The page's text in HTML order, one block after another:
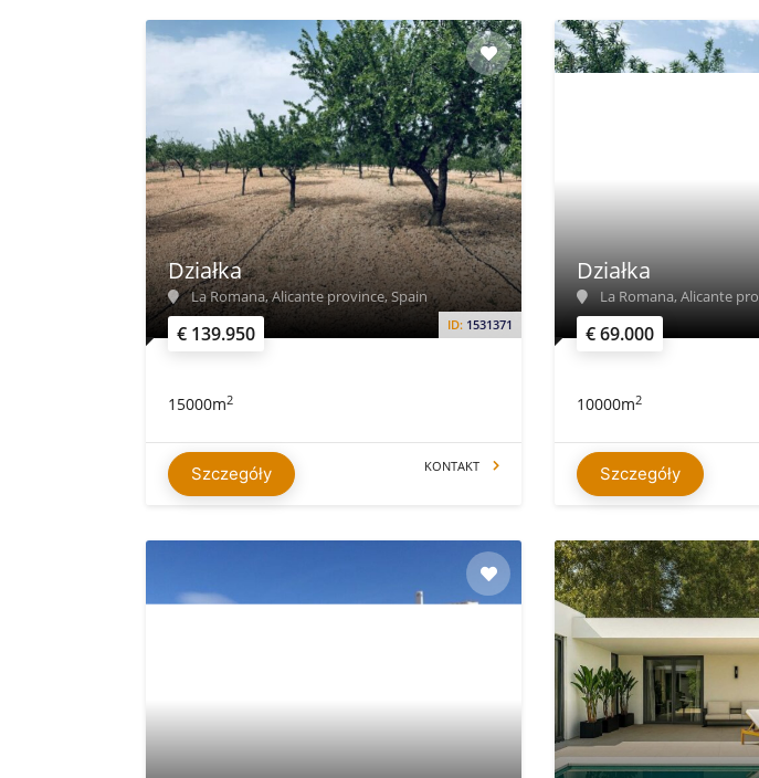
€ 139.950 ID: 1531371
Działka
La Romana, Alicante province, Spain
15000m2
Szczegóły KONTAKT
€ 69.000
Działka
La Romana, Alicante
10000m2
Szczegóły